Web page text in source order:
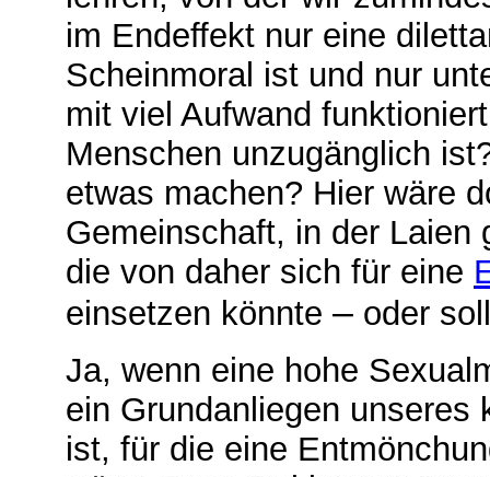
im Endeffekt nur eine
Scheinmoral ist und nur
mit viel Aufwand
Menschen unzugänglich
etwas machen? Hier wäre
Gemeinschaft, in der Laien
die von daher sich für eine
einsetzen könnte – oder
Ja, wenn eine hohe
ein Grundanliegen
ist, für die eine